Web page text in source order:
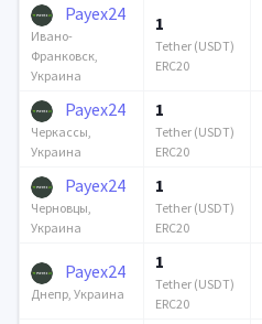
Payex24
Ивано-
Франковск,
Украина
1
Tether (USDT)
ERC20
Payex24
Черкассы,
Украина
1
Tether (USDT)
ERC20
Payex24
Черновцы,
Украина
1
Tether (USDT)
ERC20
Payex24
Днепр, Украина
1
Tether (USDT)
ERC20